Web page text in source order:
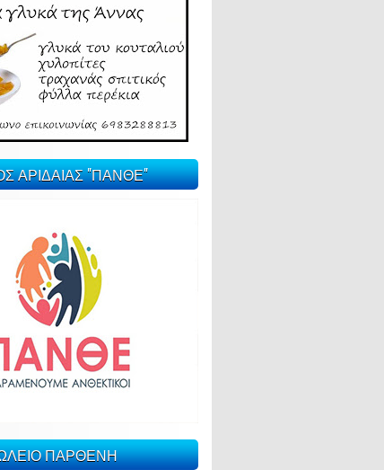
ΑΡΙΔΑΙΑΣ "ΠΑΝΘΕ"
ΠΑΡΘΕΝΗ